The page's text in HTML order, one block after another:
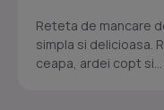
Reteta de mancare
simpla si delicioasa.
ceapa, ardei copt si...